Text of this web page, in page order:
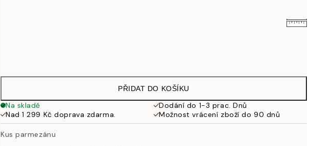
499 Kč
925 Kč
PŘIDAT DO KOŠÍKU
Na skladě
Dodání do 1-3 prac. Dnů
Nad 1 299 Kč doprava zdarma.
Možnost vrácení zboží do 90 dnů
Kus parmezánu